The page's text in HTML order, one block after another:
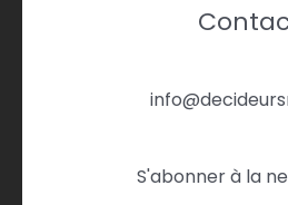
S'abonner à la